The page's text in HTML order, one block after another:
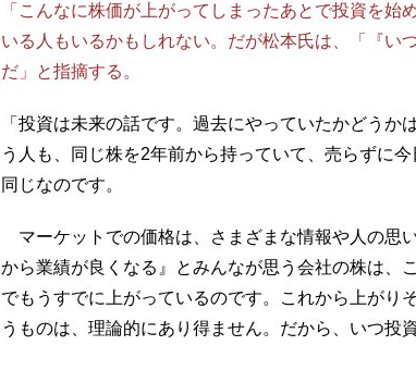
「こんなに株価が上がってしまったあとで投資を始
いる人もいるかもしれない。だが松本氏は、「『い
だ」と指摘する。
「投資は未来の話です。過去にやっていたかどうか
う人も、同じ株を2年前から持っていて、売らずに
同じなのです。
マーケットでの価格は、さまざまな情報や人の思
から業績が良くなる』とみんなが思う会社の株は、
でもうすでに上がっているのです。これから上がり
うものは、理論的にあり得ません。だから、いつ投